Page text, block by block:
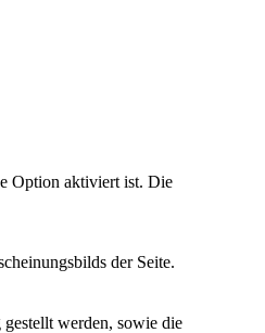
Option aktiviert ist. Die
der Seite.
werden, sowie die